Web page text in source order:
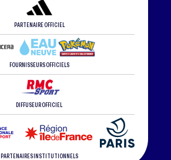
PARTENAIRE OFFICIEL
FOURNISSEURS OFFICIELS
DIFFUSEUR OFFICIEL
PARTENAIRES INSTITUTIONNELS